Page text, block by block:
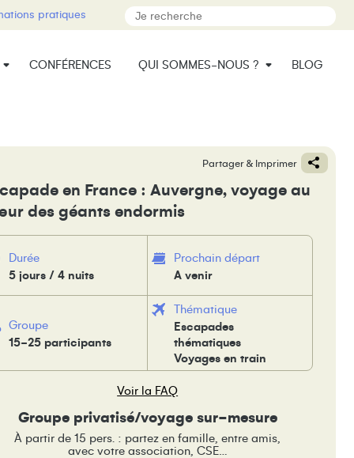
pratiques
CONFÉRENCES QUI SOMMES-NOUS ? BLOG
Partager & Imprimer
en France : Auvergne, voyage au
des géants endormis
Durée
5 jours / 4 nuits
Prochain départ
A venir
Groupe
15-25 participants
Thématique
Escapades
thématiques
Voyages en train
Voir la FAQ
Groupe privatisé/voyage sur-mesure
À partir de 15 pers. : partez en famille, entre amis,
avec votre association, CSE…